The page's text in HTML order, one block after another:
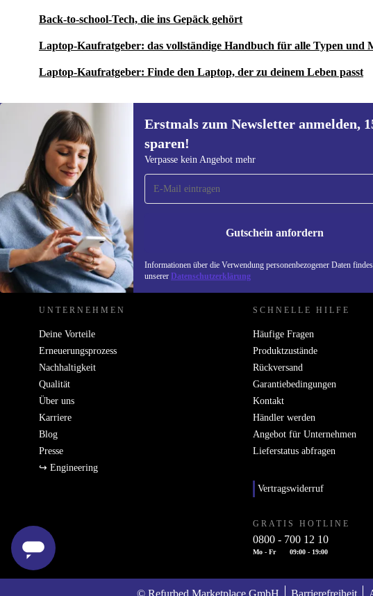
Back-to-school-Tech, die ins Gepäck gehört
Laptop-Kaufratgeber: das vollständige Handbuch für alle Typen und
Laptop-Kaufratgeber: Finde den Laptop, der zu deinem Leben passt
Erstmals zum Newsletter anmelden,
sparen!
Verpasse kein Angebot mehr
Gutschein anfordern
Informationen über die Verwendung personenbezogener Daten
unserer Datenschutzerklärung
Erstmals zum Newsletter
anmelden, 15 € sparen!
Verpasse kein Angebot mehr.
Informationen über die
REFURBED DEUTSCHLAND - RETHINK NEW.
UNTERNEHMEN
Deine Vorteile
Erneuerungsprozess
Nachhaltigkeit
Qualität
Über uns
Karriere
Blog
Presse
↪ Engineering
SCHNELLE HILFE
Häufige Fragen
Produktzustände
Rückversand
Garantiebedingungen
Kontakt
Händler werden
Angebot für Unternehmen
Lieferstatus abfragen
Vertragswiderruf
GRATIS HOTLINE
0800 - 700 12 10
Mo - Fr 09:00 - 19:00
© Refurbed Marketplace GmbH Barrierefreiheit